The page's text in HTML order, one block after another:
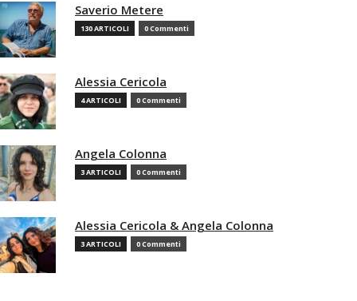
Saverio Metere
130 ARTICOLI 0 Commenti
Alessia Cericola
4 ARTICOLI 0 Commenti
Angela Colonna
3 ARTICOLI 0 Commenti
Alessia Cericola & Angela Colonna
3 ARTICOLI 0 Commenti